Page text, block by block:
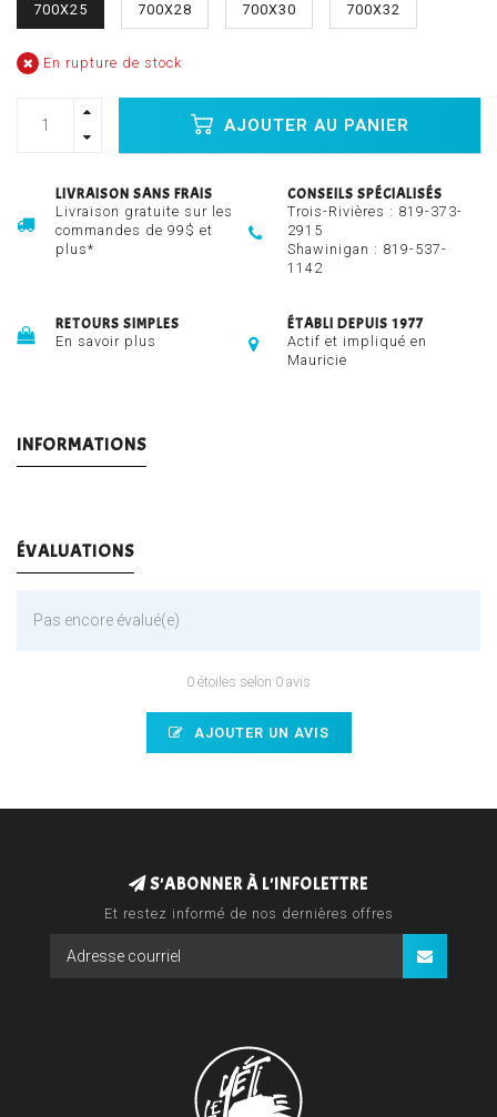
700X25 700X28 700X30 700X32
En rupture de stock
AJOUTER AU PANIER
LIVRAISON SANS FRAIS
Livraison gratuite sur les
commandes de 99$ et
plus*
CONSEILS SPÉCIALISÉS
Trois-Rivières : 819-373-
2915
Shawinigan : 819-537-
1142
RETOURS SIMPLES
En savoir plus
ÉTABLI DEPUIS 1977
Actif et impliqué en
Mauricie
INFORMATIONS
ÉVALUATIONS
Pas encore évalué(e)
0 étoiles selon 0 avis
AJOUTER UN AVIS
S'ABONNER À L'INFOLETTRE
Et restez informé de nos dernières offres